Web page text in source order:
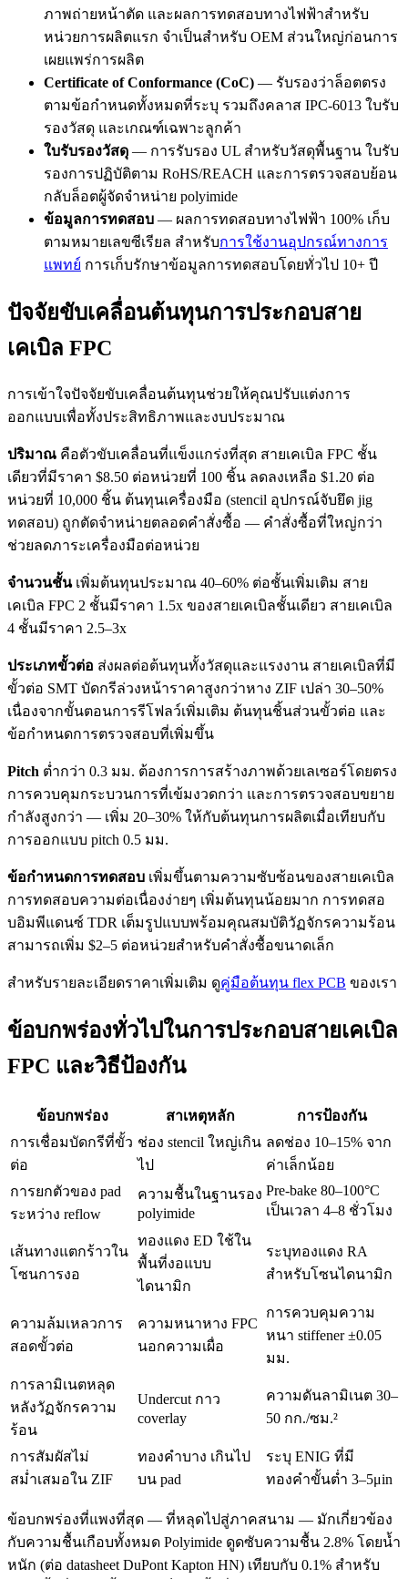
ภาพถ่ายหน้าตัด และผลการทดสอบทางไฟฟ้าสำหรับ
หน่วยการผลิตแรก จำเป็นสำหรับ OEM ส่วนใหญ่ก่อนการ
เผยแพร่การผลิต
Certificate of Conformance (CoC) — รับรองว่าล็อตตรง
ตามข้อกำหนดทั้งหมดที่ระบุ รวมถึงคลาส IPC-6013 ใบรับ
รองวัสดุ และเกณฑ์เฉพาะลูกค้า
ใบรับรองวัสดุ — การรับรอง UL สำหรับวัสดุพื้นฐาน ใบรับ
รองการปฏิบัติตาม RoHS/REACH และการตรวจสอบย้อน
กลับล็อตผู้จัดจำหน่าย polyimide
ข้อมูลการทดสอบ — ผลการทดสอบทางไฟฟ้า 100% เก็บ
ตามหมายเลขซีเรียล สำหรับการใช้งานอุปกรณ์ทางการ
แพทย์ การเก็บรักษาข้อมูลการทดสอบโดยทั่วไป 10+ ปี
ปัจจัยขับเคลื่อนต้นทุนการประกอบสาย
เคเบิล FPC
การเข้าใจปัจจัยขับเคลื่อนต้นทุนช่วยให้คุณปรับแต่งการ
ออกแบบเพื่อทั้งประสิทธิภาพและงบประมาณ
ปริมาณ คือตัวขับเคลื่อนที่แข็งแกร่งที่สุด สายเคเบิล FPC ชั้น
เดียวที่มีราคา $8.50 ต่อหน่วยที่ 100 ชิ้น ลดลงเหลือ $1.20 ต่อ
หน่วยที่ 10,000 ชิ้น ต้นทุนเครื่องมือ (stencil อุปกรณ์จับยึด jig
ทดสอบ) ถูกตัดจำหน่ายตลอดคำสั่งซื้อ — คำสั่งซื้อที่ใหญ่กว่า
ช่วยลดภาระเครื่องมือต่อหน่วย
จำนวนชั้นเพิ่มต้นทุนประมาณ 40–60% ต่อชั้นเพิ่มเติม สาย
เคเบิล FPC 2 ชั้นมีราคา 1.5x ของสายเคเบิลชั้นเดียว สายเคเบิล
4 ชั้นมีราคา 2.5–3x
ประเภทขั้วต่อ ส่งผลต่อต้นทุนทั้งวัสดุและแรงงาน สายเคเบิลที่มี
ขั้วต่อ SMT บัดกรีล่วงหน้าราคาสูงกว่าหาง ZIF เปล่า 30–50%
เนื่องจากขั้นตอนการรีโฟลว์เพิ่มเติม ต้นทุนชิ้นส่วนขั้วต่อ และ
ข้อกำหนดการตรวจสอบที่เพิ่มขึ้น
Pitch ต่ำกว่า 0.3 มม. ต้องการการสร้างภาพด้วยเลเซอร์โดยตรง
การควบคุมกระบวนการที่เข้มงวดกว่า และการตรวจสอบขยาย
กำลังสูงกว่า — เพิ่ม 20–30% ให้กับต้นทุนการผลิตเมื่อเทียบกับ
การออกแบบ pitch 0.5 มม.
ข้อกำหนดการทดสอบ เพิ่มขึ้นตามความซับซ้อนของสายเคเบิล
การทดสอบความต่อเนื่องง่ายๆ เพิ่มต้นทุนน้อยมาก การทดสอ
บอิมพีแดนซ์ TDR เต็มรูปแบบพร้อมคุณสมบัติวัฏจักรความร้อน
สามารถเพิ่ม $2–5 ต่อหน่วยสำหรับคำสั่งซื้อขนาดเล็ก
สำหรับรายละเอียดราคาเพิ่มเติม ดูคู่มือต้นทุน flex PCB ของเรา
ข้อบกพร่องทั่วไปในการประกอบสายเคเบิล
FPC และวิธีป้องกัน
ข้อบกพร่อง สาเหตุหลัก
การป้องกัน
การเชื่อมบัดกรีที่ขั้ว
ต่อ
ช่อง stencil ใหญ่เกิน
ไป
ลดช่อง 10–15% จาก
ค่าเล็กน้อย
การยกตัวของ pad
ระหว่าง reflow
ความชื้นในฐานรอง
polyimide
Pre-bake 80–100°C
เป็นเวลา 4–8 ชั่วโมง
เส้นทางแตกร้าวใน
โซนการงอ
ทองแดง ED ใช้ใน
พื้นที่งอแบบ
ไดนามิก
ระบุทองแดง RA
สำหรับโซนไดนามิก
ความล้มเหลวการ
สอดขั้วต่อ
ความหนาหาง FPC
นอกความเผื่อ
การควบคุมความ
หนา stiffener ±0.05
มม.
การลามิเนตหลุด
หลังวัฏจักรความ
ร้อน
Undercut กาว
coverlay
ความดันลามิเนต 30–
50 กก./ซม.²
การสัมผัสไม่
สม่ำเสมอใน ZIF
ทองคำบาง เกินไป
บน pad
ระบุ ENIG ที่มี
ทองคำขั้นต่ำ 3–5μin
ข้อบกพร่องที่แพงที่สุด — ที่หลุดไปสู่ภาคสนาม — มักเกี่ยวข้อง
กับความชื้นเกือบทั้งหมด Polyimide ดูดซับความชื้น 2.8% โดยน้ำ
หนัก (ต่อ datasheet DuPont Kapton HN) เทียบกับ 0.1% สำหรับ